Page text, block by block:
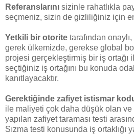
Referanslarını sizinle rahatlıkla
seçmeniz, sizin de gizliliğiniz için
Yetkili bir otorite tarafından
gerek ülkemizde, gerekse global
projesi gerçekleştirmiş bir iş ortağı
seçtiğiniz iş ortağını bu konuda
kanıtlayacaktır.
Gerektiğinde zafiyet istismar
ile maliyeti çok daha düşük olan
yapılan zafiyet taraması testi
Sızma testi konusunda iş ortaklığı